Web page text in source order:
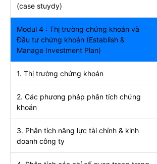
(case stuydy)
Modul 4 : Thị trường chứng khoán và
Đầu tư chứng khoán (Establish &
Manage Investment Plan)
1. Thị trường chứng khoán
2. Các phương pháp phân tích chứng
khoán
3. Phân tích năng lực tài chính & kinh
doanh công ty